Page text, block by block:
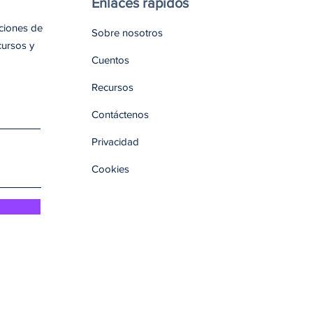
de
y
Sobre nosotros
Cuentos
Recursos
Contáctenos
Privacidad
Cookies